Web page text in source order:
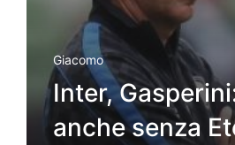
Giacomo
Inter,
anche senza